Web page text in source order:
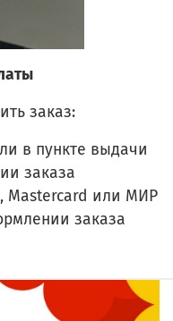
заказ:
в пункте выдачи
заказа
Mastercard или МИР
заказа